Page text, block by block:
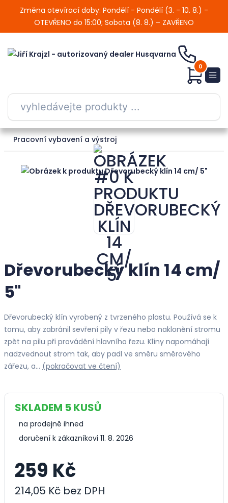
Změna otevírací doby: Pondělí - Pondělí (3. - 10. 8.) -
OTEVŘENO do 15:00; Sobota (8. 8.) – ZAVŘENO
0
Pracovní vybavení a výstroj
Dřevorubecký klín 14 cm/
5"
Dřevorubecký klín vyrobený z tvrzeného plastu. Používá se k
tomu, aby zabránil sevření pily v řezu nebo naklonění stromu
zpět na pilu při provádění hlavního řezu. Klíny napomáhají
nadzvednout strom tak, aby padl ve směru směrového
zářezu, a… (pokračovat ve čtení)
SKLADEM 5 KUSŮ
na prodejně ihned
doručení k zákazníkovi 11. 8. 2026
259 Kč
214,05 Kč bez DPH